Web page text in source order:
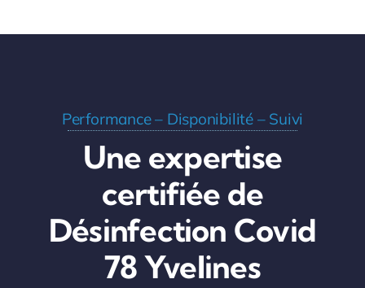
Performance – Disponibilité – Suivi
Une expertise
certifiée de
Désinfection Covid
78 Yvelines